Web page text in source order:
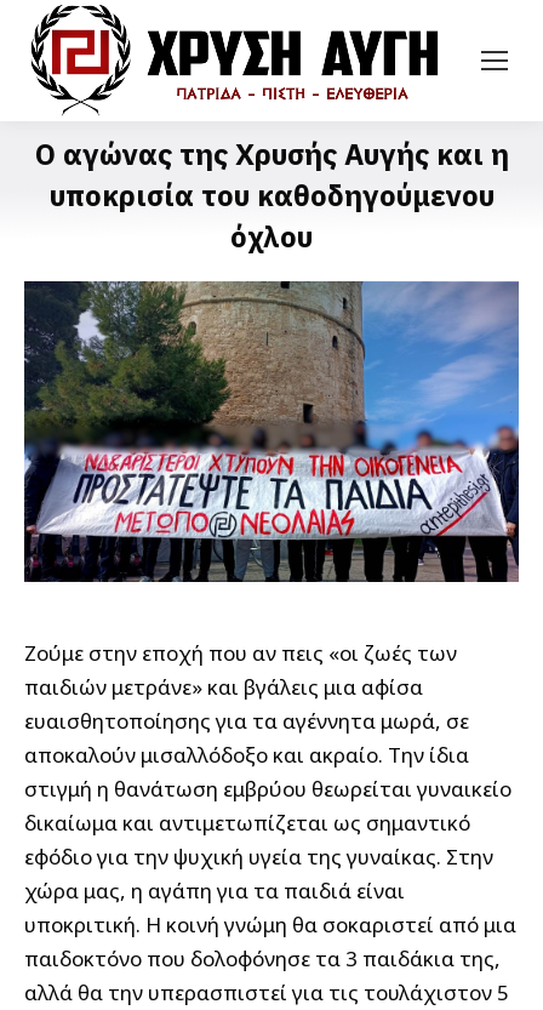
Ο αγώνας της Χρυσής Αυγής και η
υποκρισία του καθοδηγούμενου
όχλου
Ζούμε στην εποχή που αν πεις «οι ζωές των
παιδιών μετράνε» και βγάλεις μια αφίσα
ευαισθητοποίησης για τα αγέννητα μωρά, σε
αποκαλούν μισαλλόδοξο και ακραίο. Την ίδια
στιγμή η θανάτωση εμβρύου θεωρείται γυναικείο
δικαίωμα και αντιμετωπίζεται ως σημαντικό
εφόδιο για την ψυχική υγεία της γυναίκας. Στην
χώρα μας, η αγάπη για τα παιδιά είναι
υποκριτική. Η κοινή γνώμη θα σοκαριστεί από μια
παιδοκτόνο που δολοφόνησε τα 3 παιδάκια της,
αλλά θα την υπερασπιστεί για τις τουλάχιστον 5